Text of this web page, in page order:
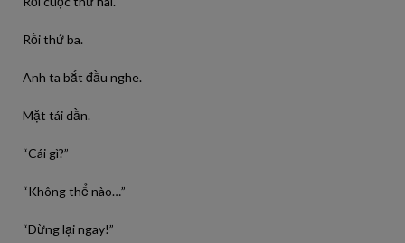
Rồi thứ ba.
Anh ta bắt đầu nghe.
Mặt tái dần.
“Cái gì?”
“Không thể nào…”
“Dừng lại ngay!”